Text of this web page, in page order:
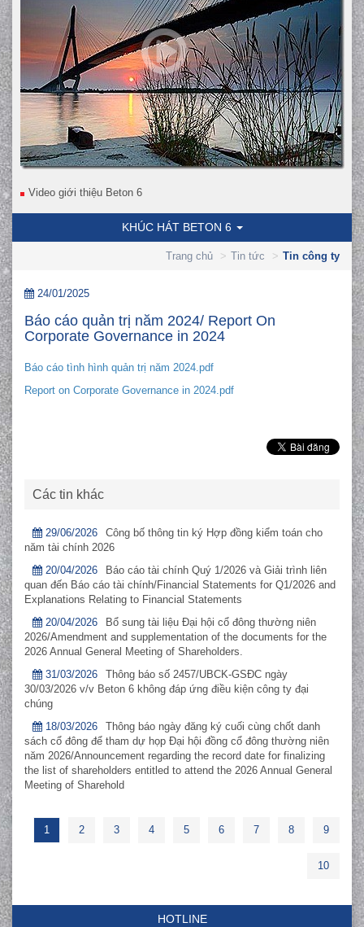
Video giới thiệu Beton 6
KHÚC HÁT BETON 6
Trang chủ Tin tức Tin công ty
24/01/2025
Báo cáo quản trị năm 2024/ Report On
Corporate Governance in 2024
Báo cáo tình hình quản trị năm 2024.pdf
Report on Corporate Governance in 2024.pdf
Các tin khác
29/06/2026
Công bố thông tin ký Hợp đồng kiểm toán cho
năm tài chính 2026
20/04/2026
Báo cáo tài chính Quý 1/2026 và Giải trình liên
quan đến Báo cáo tài chính/Financial Statements for Q1/2026 and
Explanations Relating to Financial Statements
20/04/2026
Bổ sung tài liệu Đại hội cổ đông thường niên
2026/Amendment and supplementation of the documents for the
2026 Annual General Meeting of Shareholders.
31/03/2026
Thông báo số 2457/UBCK-GSĐC ngày
30/03/2026 v/v Beton 6 không đáp ứng điều kiện công ty đại
chúng
18/03/2026
Thông báo ngày đăng ký cuối cùng chốt danh
sách cổ đông để tham dự họp Đại hội đồng cổ đông thường niên
năm 2026/Announcement regarding the record date for finalizing
the list of shareholders entitled to attend the 2026 Annual General
Meeting of Sharehold
1 2 3 4 5 6 7 8 9
10
HOTLINE